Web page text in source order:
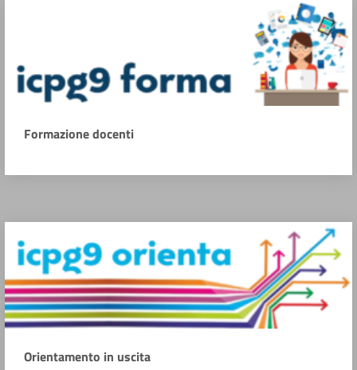
Formazione docenti
Orientamento in uscita